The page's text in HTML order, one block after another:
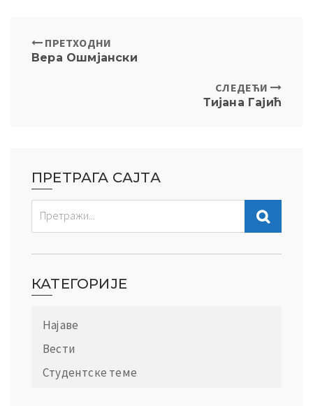
ПРЕТХОДНИ
Вера Ошмјански
СЛЕДЕЋИ
Тијана Гаjић
ПРЕТРАГА САЈТА
КАТЕГОРИЈЕ
Најаве
Вести
Студентске теме